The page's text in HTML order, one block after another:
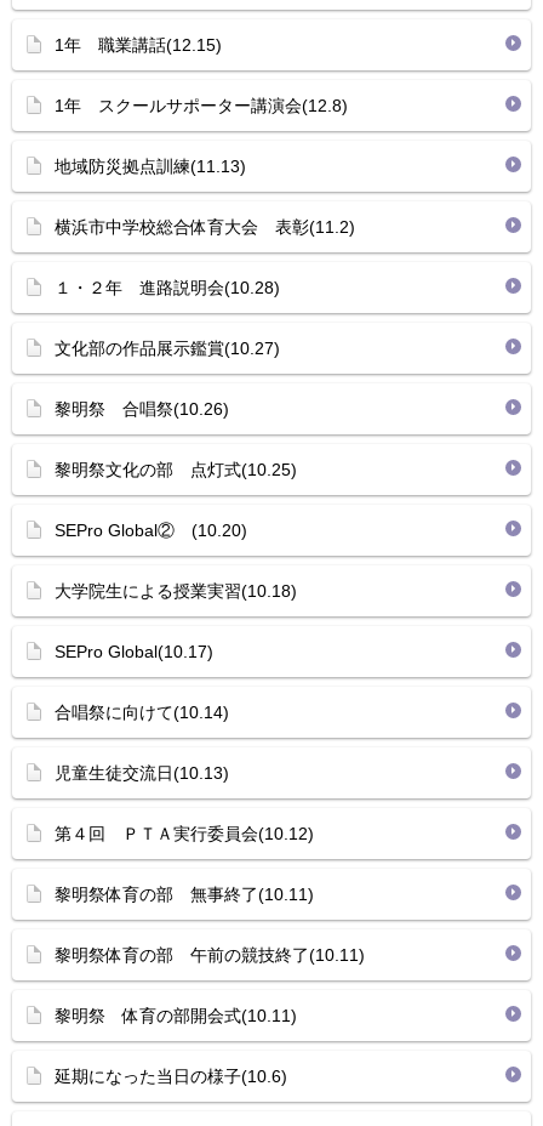
1年 職業講話(12.15)
1年 スクールサポーター講演会(12.8)
地域防災拠点訓練(11.13)
横浜市中学校総合体育大会 表彰(11.2)
１・２年 進路説明会(10.28)
文化部の作品展示鑑賞(10.27)
黎明祭 合唱祭(10.26)
黎明祭文化の部 点灯式(10.25)
SEPro Global② (10.20)
大学院生による授業実習(10.18)
SEPro Global(10.17)
合唱祭に向けて(10.14)
児童生徒交流日(10.13)
第４回 ＰＴＡ実行委員会(10.12)
黎明祭体育の部 無事終了(10.11)
黎明祭体育の部 午前の競技終了(10.11)
黎明祭 体育の部開会式(10.11)
延期になった当日の様子(10.6)